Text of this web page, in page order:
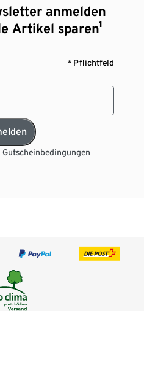
anmelden
Artikel sparen¹
* Pflichtfeld